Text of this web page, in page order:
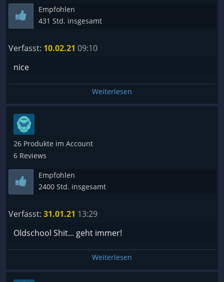
Empfohlen
431 Std. insgesamt
Verfasst: 10.02.21 09:10
nice
Weiterlesen
26 Produkte im Account
6 Reviews
Empfohlen
2400 Std. insgesamt
Verfasst: 31.01.21 13:29
Oldschool Shit... geht immer!
Weiterlesen